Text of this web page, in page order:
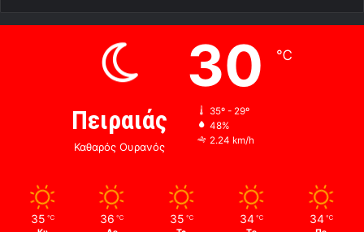
Πειραιάς
Καθαρός Ουρανός
30 ℃
35º - 29º
48%
2.24 km/h
35 ℃ 36 ℃ 35 ℃ 34 ℃ 34 ℃